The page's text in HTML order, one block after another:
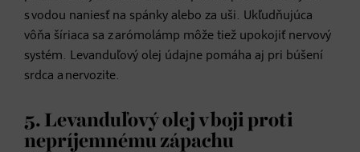
s vodou naniesť na spánky alebo za uši. Ukľudňujúca
vôňa šíriaca sa z arómolámp môže tiež upokojiť nervový
systém. Levanduľový olej údajne pomáha aj pri búšení
srdca a nervozite.
5. Levanduľový olej v boji proti
nepríjemnému zápachu